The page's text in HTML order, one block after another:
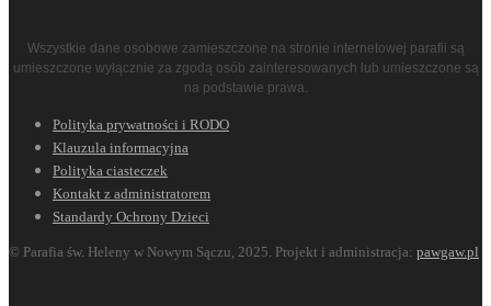
Wszystkie dane osobowe zamieszczone na stronie internetowej parafii są
umieszczone wyłącznie za zgodą osób zainteresowanych lub umieszczone są
na podstawie prawa.
Polityka prywatności i RODO
Klauzula informacyjna
Polityka ciasteczek
Kontakt z administratorem
Standardy Ochrony Dzieci
© Parafia św. Heleny w Nowym Sączu, 2025. Projekt i administracja: pawgaw.pl